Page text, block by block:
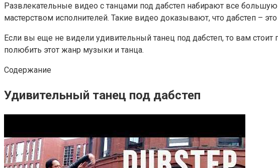
Развлекательные видео с танцами под дабстеп набирают все
мастерством исполнителей. Такие видео доказывают, что дабстеп –
Если вы еще не видели удивительный танец под дабстеп, то вам
полюбить этот жанр музыки и танца.
Содержание
Удивительный танец под дабстеп